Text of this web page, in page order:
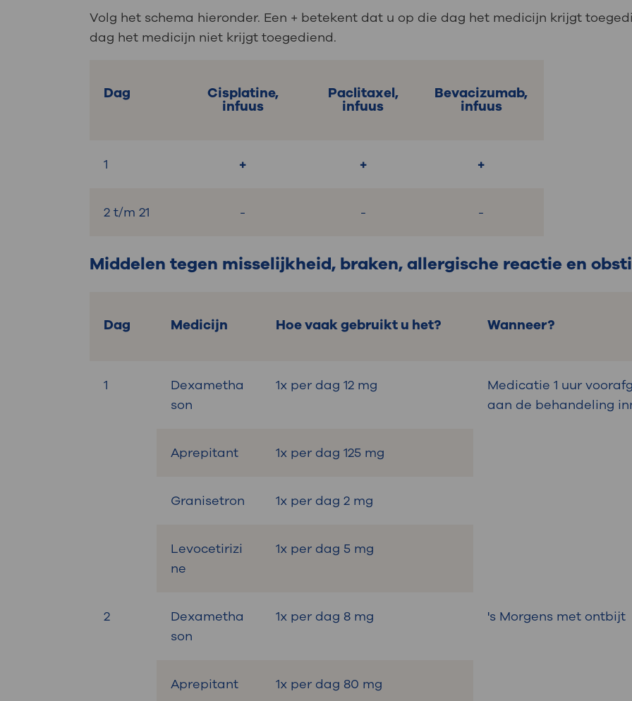
Volg het schema hieronder. Een + betekent dat u op die dag het medicijn krijgt
dag het medicijn niet krijgt toegediend.
Dag Cisplatine,
infuus
Paclitaxel,
infuus
Bevacizumab,
infuus
1 + + +
2 t/m 21 - - -
Middelen tegen misselijkheid, braken, allergische reactie en
Dag Medicijn Hoe vaak gebruikt u het? Wanneer?
1
Dexametha
son
1x per dag 12 mg
Medicatie 1 uur
aan de behandeling
Aprepitant 1x per dag 125 mg
Granisetron 1x per dag 2 mg
Levocetirizi
ne
1x per dag 5 mg
2
Dexametha
son
1x per dag 8 mg 's Morgens met ontbijt
Aprepitant 1x per dag 80 mg